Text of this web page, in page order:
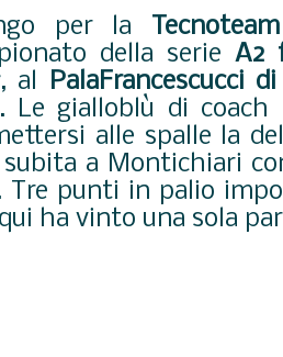
per la Tecnoteam
della serie A2
al PalaFrancescucci
Le gialloblù di coach
alle spalle la
a Montichiari
Tre punti in palio
ha vinto una sola